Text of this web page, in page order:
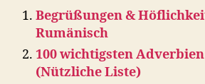
Begrüßungen &
Rumänisch
100 wichtigsten
(Nützliche Liste)